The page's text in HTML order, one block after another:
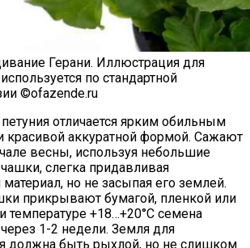
Герани. Иллюстрация для
по стандартной
©ofazende.ru
отличается ярким обильным
красивой аккуратной формой. Сажают
весны, используя небольшие
слегка придавливая
но не засыпая его землей.
прикрывают бумагой, пленкой или
температуре +18…+20°С семена
1-2 недели. Земля для
должна быть рыхлой, но не слишком